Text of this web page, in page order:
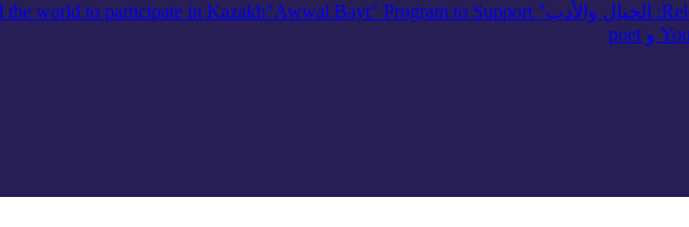
: الخيال والأدب" inviting poets and writers from around the world to participate in Kazakh
"Awwal Bayt" Program to Support